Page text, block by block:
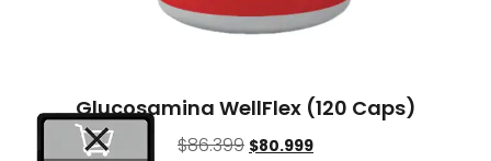
Glucosamina WellFlex (120 Caps)
$86.399 $80.999